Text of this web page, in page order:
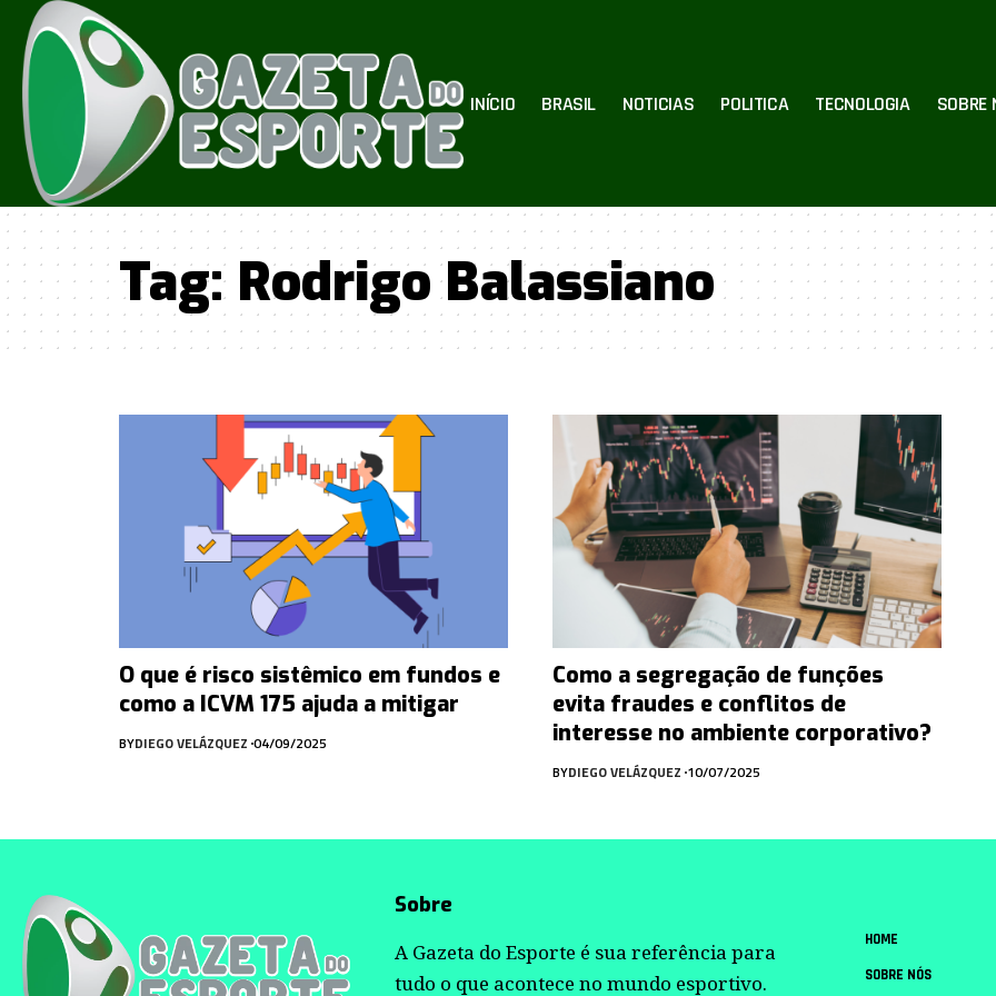
INÍCIO BRASIL NOTICIAS POLITICA TECNOLOGIA SOBRE
Tag: Rodrigo Balassiano
O que é risco sistêmico em fundos e
como a ICVM 175 ajuda a mitigar
BYDIEGO VELÁZQUEZ 04/09/2025
Como a segregação de funções
evita fraudes e conflitos de
interesse no ambiente corporativo?
BYDIEGO VELÁZQUEZ 10/07/2025
Sobre
A Gazeta do Esporte é sua referência para
tudo o que acontece no mundo esportivo.
HOME
SOBRE NÓS